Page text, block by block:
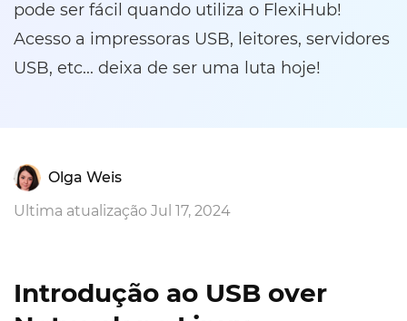
pode ser fácil quando utiliza o FlexiHub!
Acesso a impressoras USB, leitores, servidores
USB, etc... deixa de ser uma luta hoje!
Olga Weis
Ultima atualização Jul 17, 2024
Introdução ao USB over